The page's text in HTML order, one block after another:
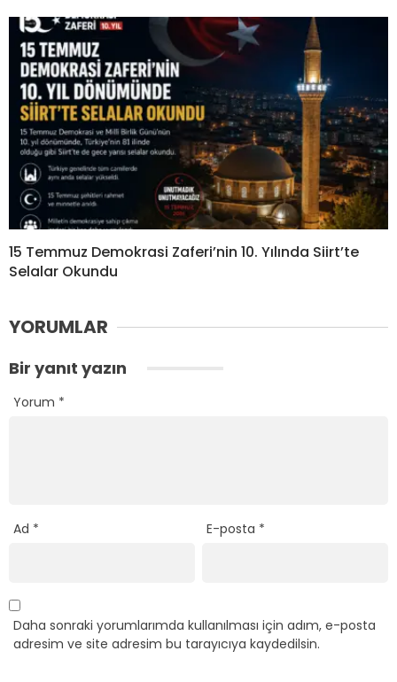
15 Temmuz Demokrasi Zaferi’nin 10. Yılında Siirt’te
Selalar Okundu
YORUMLAR
Bir yanıt yazın
Yorum *
Ad * E-posta *
Daha sonraki yorumlarımda kullanılması için adım, e-posta
adresim ve site adresim bu tarayıcıya kaydedilsin.